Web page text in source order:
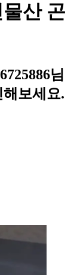
산 곤
님
보세요.